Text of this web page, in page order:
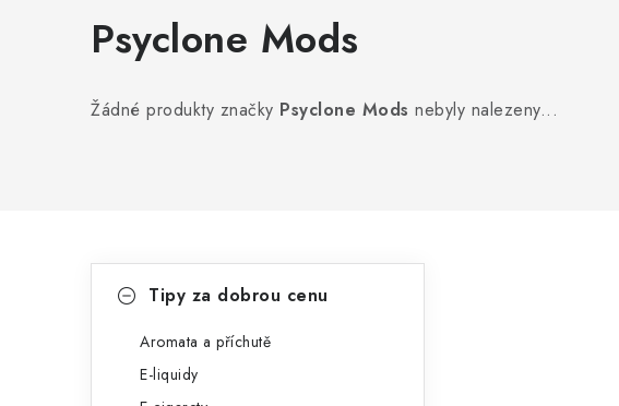
Psyclone Mods
Žádné produkty značky Psyclone Mods nebyly nalezeny...
kategorieTipy za dobrou cenu
Aromata a příchutě
E-liquidy